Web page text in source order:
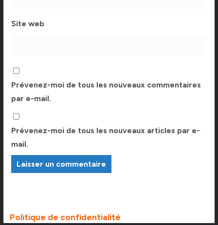
Site web
Prévenez-moi de tous les nouveaux commentaires
par e-mail.
Prévenez-moi de tous les nouveaux articles par e-
mail.
Politique de confidentialité